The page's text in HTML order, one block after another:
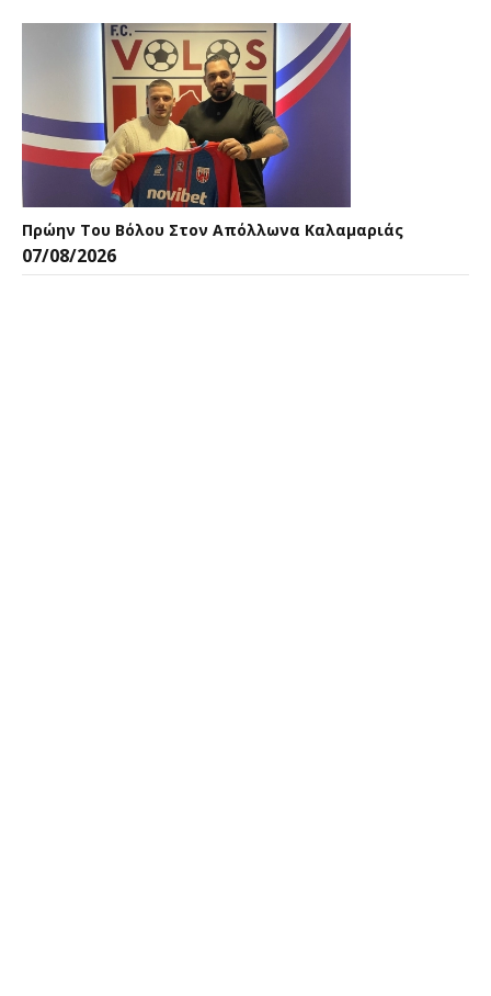
Πρώην Του Βόλου Στον Απόλλωνα Καλαμαριάς
07/08/2026